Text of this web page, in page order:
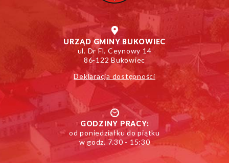
URZĄD GMINY BUKOWIEC
ul. Dr Fl. Ceynowy 14
86-122 Bukowiec
Deklaracja dostępności
GODZINY PRACY:
od poniedziałku do piątku
w godz. 7.30 - 15:30